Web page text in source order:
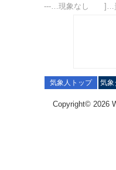
---…現象なし ]…
気象人トップ 気象
Copyright© 2026